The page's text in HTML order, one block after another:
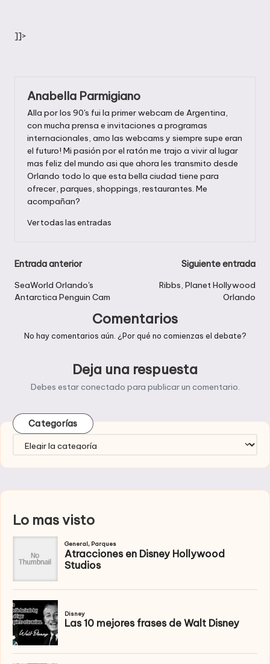
]]>
Anabella Parmigiano
Alla por los 90's fui la primer webcam de Argentina,
con mucha prensa e invitaciones a programas
internacionales, amo las webcams y siempre supe eran
el futuro! Mi pasión por el ratón me trajo a vivir al lugar
mas feliz del mundo asi que ahora les transmito desde
Orlando todo lo que esta bella ciudad tiene para
ofrecer, parques, shoppings, restaurantes. Me
acompañan?
Ver todas las entradas
Navegación
de
entradas
Entrada anterior
SeaWorld Orlando's
Antarctica Penguin Cam
Siguiente entrada
Ribbs, Planet Hollywood
Orlando
Comentarios
No hay comentarios aún. ¿Por qué no comienzas el debate?
Deja una respuesta
Debes estarconectado para publicar un comentario.
Categorías
Lo mas visto